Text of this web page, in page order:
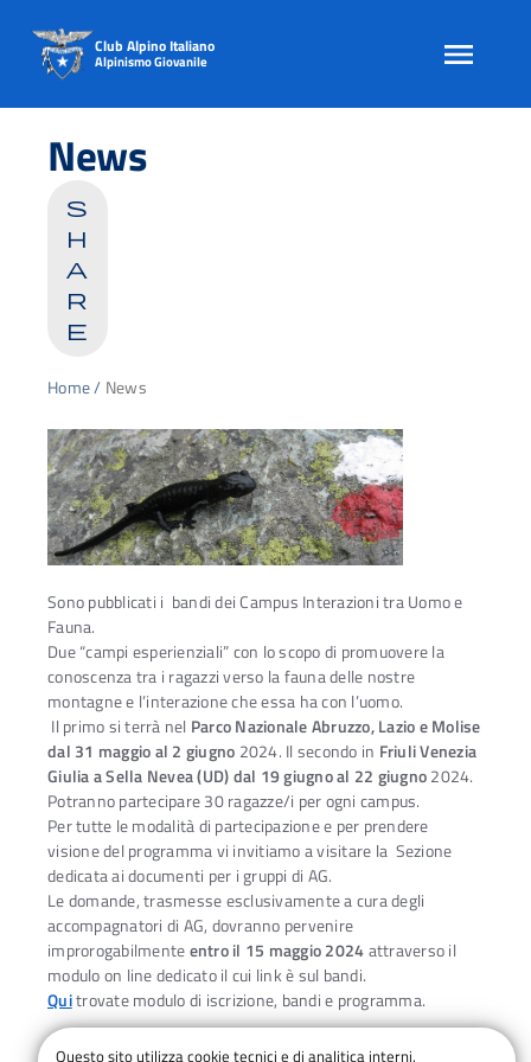
content
Club Alpino Italiano
Alpinismo Giovanile
News
s
h
a
r
e
Home/ News
Sono pubblicati i bandi dei Campus Interazioni tra Uomo e
Fauna.
Due “campi esperienziali” con lo scopo di promuovere la
conoscenza tra i ragazzi verso la fauna delle nostre
montagne e l’interazione che essa ha con l’uomo.
Il primo si terrà nel Parco Nazionale Abruzzo, Lazio e Molise
dal 31 maggio al 2 giugno 2024. Il secondo in Friuli Venezia
Giulia a Sella Nevea (UD) dal 19 giugno al 22 giugno2024.
Potranno partecipare 30 ragazze/i per ogni campus.
Per tutte le modalità di partecipazione e per prendere
visione del programma vi invitiamo a visitare la Sezione
dedicata ai documenti per i gruppi di AG.
Le domande, trasmesse esclusivamente a cura degli
accompagnatori di AG, dovranno pervenire
improrogabilmenteentro il 15 maggio 2024attraverso il
modulo on line dedicato il cui link è sul bandi.
Quitrovate modulo di iscrizione, bandi e programma.
Questo sito utilizza cookie tecnici e di analitica interni.